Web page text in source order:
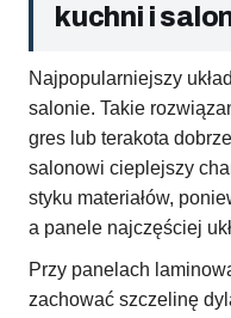
kuchni i
Najpopularniejszy
salonie. Takie
gres lub terakota
salonowi cieplejszy
styku materiałów,
a panele najczęściej
Przy panelach
zachować szczelinę